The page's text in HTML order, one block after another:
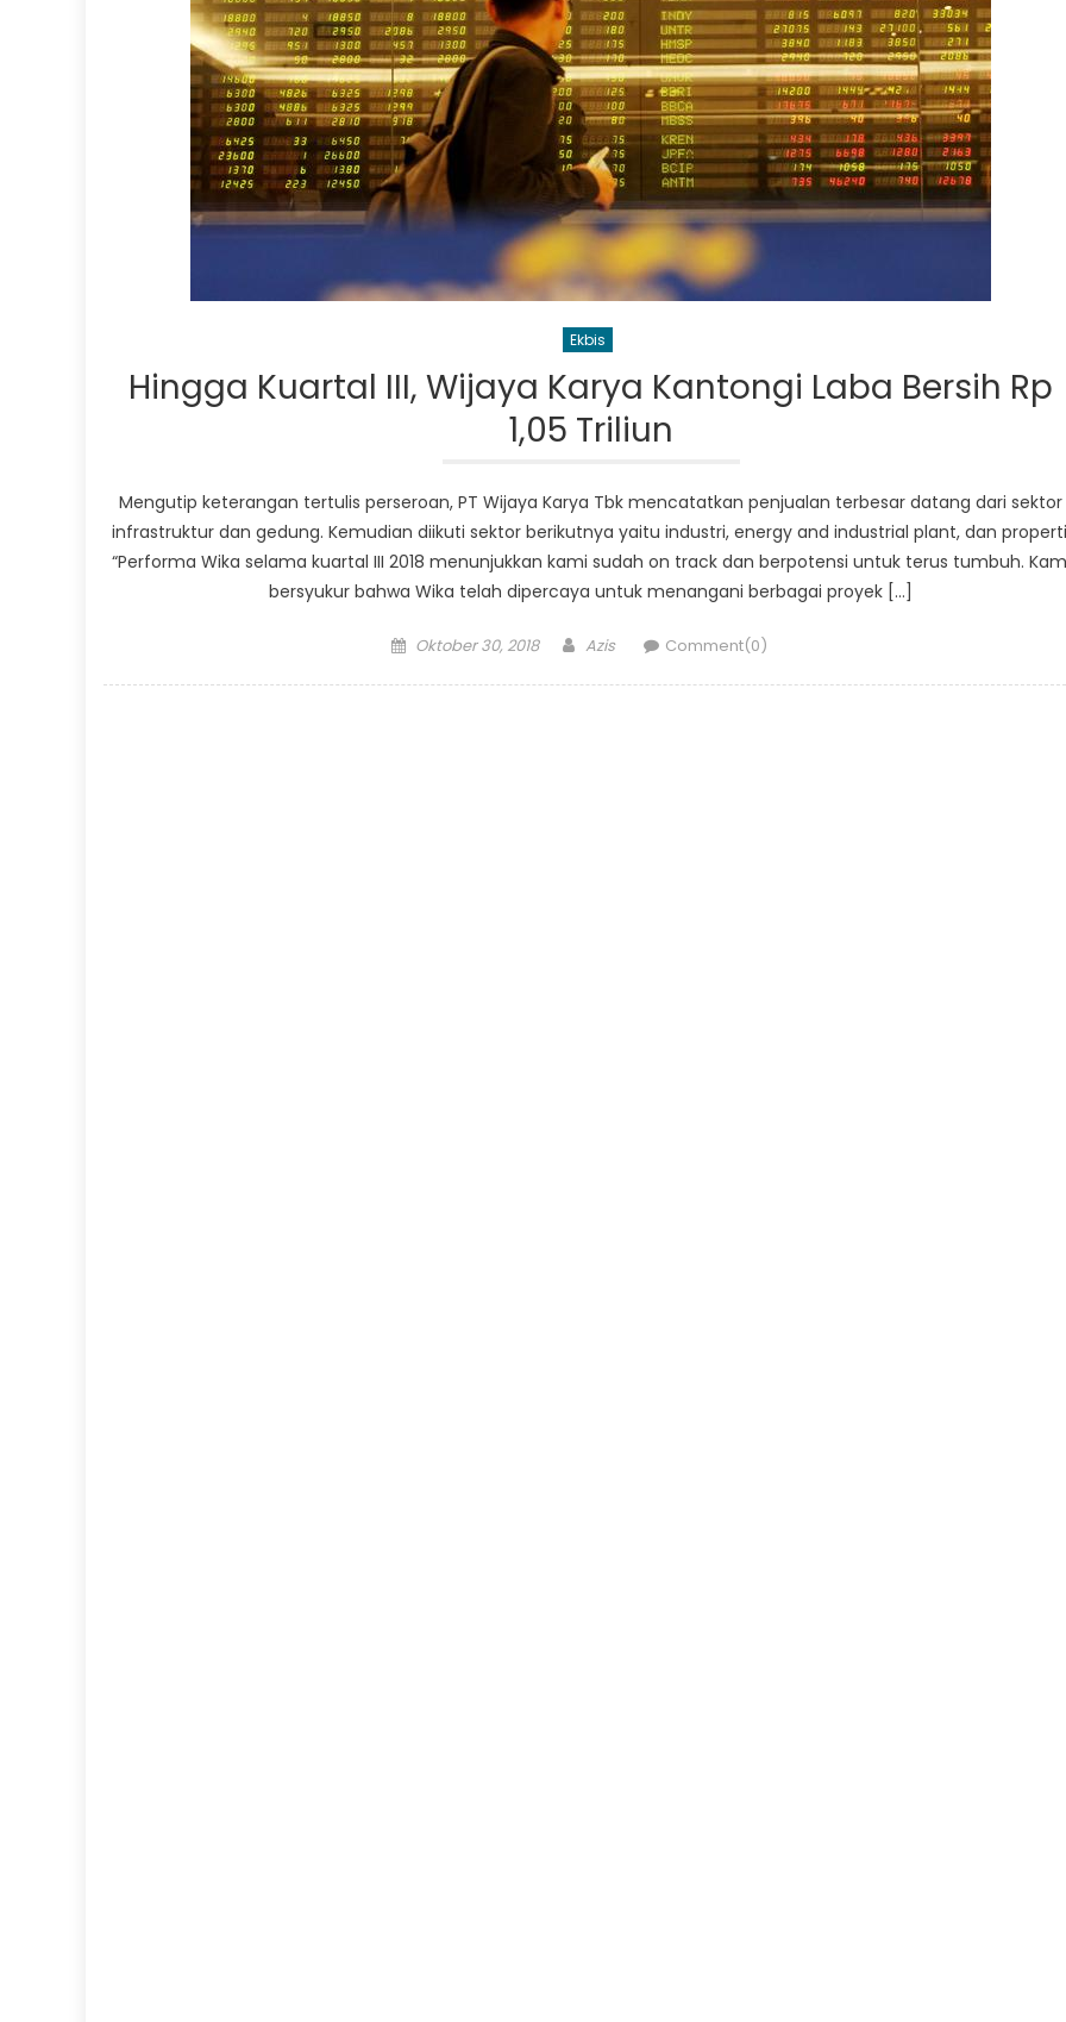
Ekbis
Hingga Kuartal III, Wijaya Karya Kantongi Laba Bersih Rp
1,05 Triliun
Mengutip keterangan tertulis perseroan, PT Wijaya Karya Tbk mencatatkan penjualan terbesar datang dari sektor
infrastruktur dan gedung. Kemudian diikuti sektor berikutnya yaitu industri, energy and industrial plant, dan
“Performa Wika selama kuartal III 2018 menunjukkan kami sudah on track dan berpotensi untuk terus tumbuh.
bersyukur bahwa Wika telah dipercaya untuk menangani berbagai proyek […]
Posted
Oktober 30, 2018 Author
Azis Comment(0)